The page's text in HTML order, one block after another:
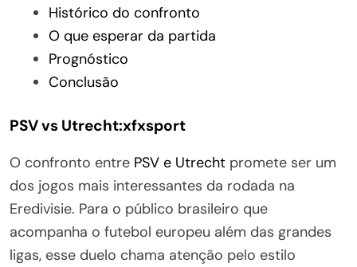
Histórico do confronto
O que esperar da partida
Prognóstico
Conclusão
PSV vs Utrecht:xfxsport
O confronto entre PSV e Utrecht promete ser um
dos jogos mais interessantes da rodada na
Eredivisie. Para o público brasileiro que
acompanha o futebol europeu além das grandes
ligas, esse duelo chama atenção pelo estilo